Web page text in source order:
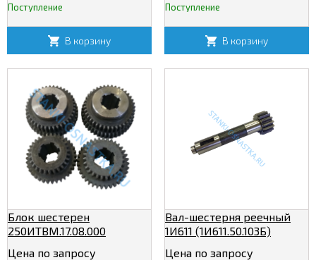
Поступление
В корзину
Поступление
В корзину
Блок шестерен
250ИТВМ.17.08.000
Цена по запросу
Вал-шестерня реечный
1И611 (1И611.50.103Б)
Цена по запросу